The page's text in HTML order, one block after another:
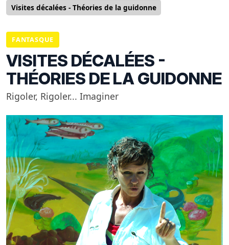
Visites décalées - Théories de la guidonne
FANTASQUE
VISITES DÉCALÉES -
THÉORIES DE LA GUIDONNE
Rigoler, Rigoler... Imaginer